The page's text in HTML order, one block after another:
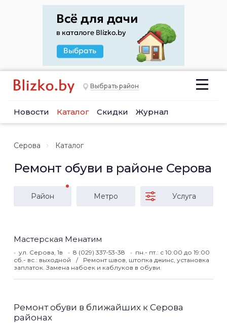
Выбрать район
Новости Каталог Скидки Журнал
Серова Каталог
Ремонт обуви в районе Серова
Район Метро Услуга
Мастерская Менатим
ул. Серова, 1в 8 (029) 337-53-38
пн.- пт.: с 10:00 до 19:00
сб.- вс.: выходной
Ремонт швов, штопка джинс, установка
заплаток. Замена набоек и каблуков в обуви.
Ремонт обуви в ближайших к Серова
районах